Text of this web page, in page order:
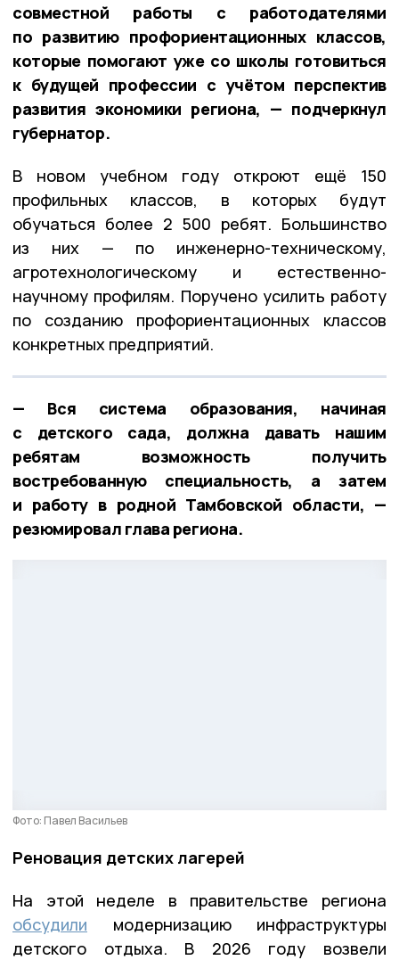
совместной работы с работодателями
по развитию профориентационных классов,
которые помогают уже со школы готовиться
к будущей профессии с учётом перспектив
развития экономики региона, — подчеркнул
губернатор.
В новом учебном году откроют ещё 150
профильных классов, в которых будут
обучаться более 2 500 ребят. Большинство
из них — по инженерно-техническому,
агротехнологическому и естественно-
научному профилям. Поручено усилить работу
по созданию профориентационных классов
конкретных предприятий.
— Вся система образования, начиная
с детского сада, должна давать нашим
ребятам возможность получить
востребованную специальность, а затем
и работу в родной Тамбовской области, —
резюмировал глава региона.
Фото: Павел Васильев
Реновация детских лагерей
На этой неделе в правительстве региона
обсудили модернизацию инфраструктуры
детского отдыха. В 2026 году возвели